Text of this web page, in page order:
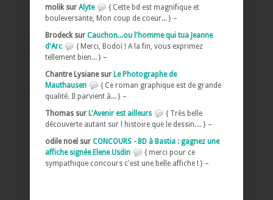
molik sur Alyte
{ Cette bd est magnifique et
bouleversante, Mon coup de coeur... } –
Brodeck sur Cauchon...ou l'homme qui tua Jeanne
d'Arc
{ Merci, Bodoï ! A la fin, vous exprimez
tellement bien... } –
Chantre Lysiane sur Le Photographe de
Mauthausen
{ Ce roman graphique est de grande
qualité. Il parvient à... } –
Thomas sur L'Avenir est ailleurs
{ Très belle
découverte autant sur l histoire que le dessin.... } –
odile noel sur CONCOURS - BD à Bastia : gagnez une
affiche signée Elene Usdin
{ merci pour ce
sympathique concours c'est une belle affiche ! } –